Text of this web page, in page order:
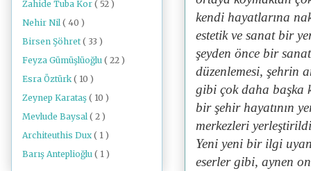
kendi hayatlarına
estetik ve sanat bir
şeyden önce bir
düzenlemesi, şehrin
gibi çok daha başka
bir şehir hayatının
merkezleri
Yeni yeni bir ilgi
eserler gibi, aynen
Zahide Tuba Kor ( 52 )
Nehir Nil ( 40 )
Birsen Şöhret ( 33 )
Feyza Gümüşlüoğlu ( 22 )
Esra Öztürk ( 10 )
Zeynep Karataş ( 10 )
Mevlude Baysal ( 2 )
Architeuthis Dux ( 1 )
Barış Anteplioğlu ( 1 )